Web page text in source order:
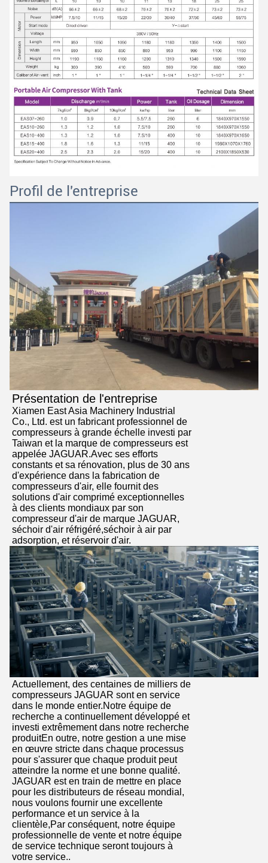
SOUMETTRE
Profil de l'entreprise
Présentation de l'entreprise
Xiamen East Asia Machinery Industrial
Co., Ltd. est un fabricant professionnel de
compresseurs à grande échelle investi par
Taiwan et la marque de compresseurs est
appelée JAGUAR.Avec ses efforts
constants et sa rénovation, plus de 30 ans
d'expérience dans la fabrication de
compresseurs d'air, elle fournit des
solutions d'air comprimé exceptionnelles
à des clients mondiaux par son
compresseur d'air de marque JAGUAR,
séchoir d'air réfrigéré,séchoir à air par
adsorption, et réservoir d'air.
Actuellement, des centaines de milliers de
compresseurs JAGUAR sont en service
dans le monde entier.Notre équipe de
recherche a continuellement développé et
investi extrêmement dans notre recherche
produitEn outre, notre gestion a une mise
en œuvre stricte dans chaque processus
pour s'assurer que chaque produit peut
atteindre la norme et une bonne qualité.
JAGUAR est en train de mettre en place
pour les distributeurs de réseau mondial,
nous voulons fournir une excellente
performance et un service à la
clientèle,Par conséquent, notre équipe
professionnelle de vente et notre équipe
de service technique seront toujours à
votre service..